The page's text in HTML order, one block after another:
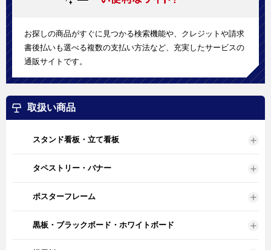
お探しの商品がすぐに見つかる検索機能や、クレジットや請求
書後払いも選べる複数の支払い方法など、充実したサービスの
通販サイトです。
取扱い商品
スタンド看板・立て看板
タペストリー・バナー
ポスターフレーム
黒板・ブラックボード・ホワイトボード